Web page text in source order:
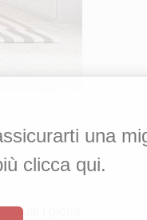
tutti i giorni.
una
clicca qui.